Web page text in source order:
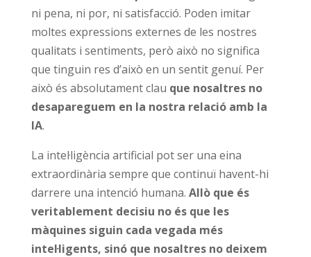
ni pena, ni por, ni satisfacció. Poden imitar
moltes expressions externes de les nostres
qualitats i sentiments, però això no significa
que tinguin res d’això en un sentit genuí. Per
això és absolutament clau que nosaltres no
desapareguem en la nostra relació amb la
IA.
La intel·ligència artificial pot ser una eina
extraordinària sempre que continuï havent-hi
darrere una intenció humana. Allò que és
veritablement decisiu no és que les
màquines siguin cada vegada més
intel·ligents, sinó que nosaltres no deixem